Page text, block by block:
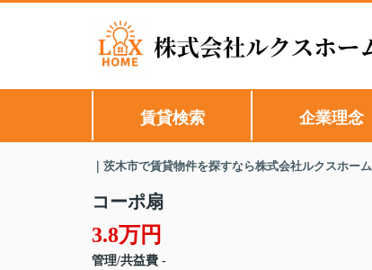
賃貸検索 企業理念
｜茨木市で賃貸物件を探すなら株式会社ルクスホーム
コーポ扇
3.8万円
管理/共益費 -